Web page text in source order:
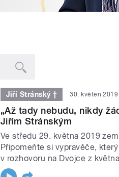
Jiří Stránský † 30. květen 2019
„Až tady nebudu, nikdy
Jiřím Stránským
Ve středu 29. května 2019
Připomeňte si vypravěče,
v rozhovoru na Dvojce z